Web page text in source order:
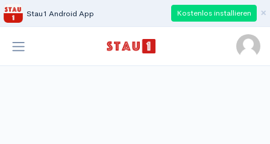
Stau1 Android App Kostenlos installieren ×